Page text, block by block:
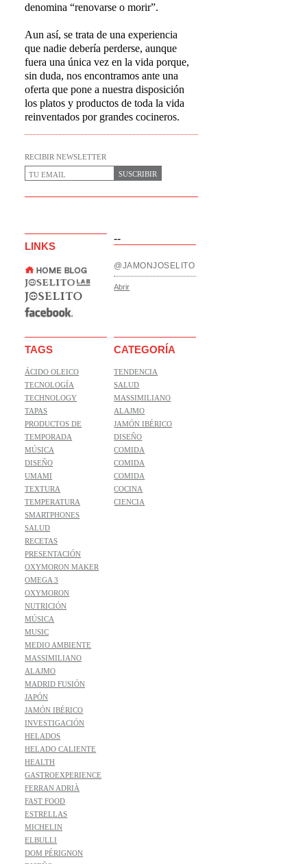
denomina “renovarse o morir”.
Aun así, se trata de una experiencia
que nadie debería perderse, aunque
fuera una única vez en la vida porque,
sin duda, nos encontramos ante una
oferta que pone a nuestra disposición
los platos y productos de toda la vida
reinventados por grandes cocineros.
RECIBIR NEWSLETTER
SUSCRIBIR
--
LINKS
@JAMONJOSELITO
Abrir
TAGS
ÁCIDO OLEICO
TECNOLOGÍA
TECHNOLOGY
TAPAS
PRODUCTOS DE
TEMPORADA
MÚSICA
DISEÑO
UMAMI
TEXTURA
TEMPERATURA
SMARTPHONES
SALUD
RECETAS
PRESENTACIÓN
OXYMORON MAKER
OMEGA 3
OXYMORON
NUTRICIÓN
MÚSICA
MUSIC
MEDIO AMBIENTE
MASSIMILIANO
ALAJMO
MADRID FUSIÓN
JAPÓN
JAMÓN IBÉRICO
INVESTIGACIÓN
HELADOS
HELADO CALIENTE
HEALTH
GASTROEXPERIENCE
FERRAN ADRIÀ
FAST FOOD
ESTRELLAS
MICHELIN
ELBULLI
DOM PÉRIGNON
CATEGORÍA
TENDENCIA
SALUD
MASSIMILIANO
ALAJMO
JAMÓN IBÉRICO
DISEÑO
COMIDA
COMIDA
COMIDA
COCINA
CIENCIA